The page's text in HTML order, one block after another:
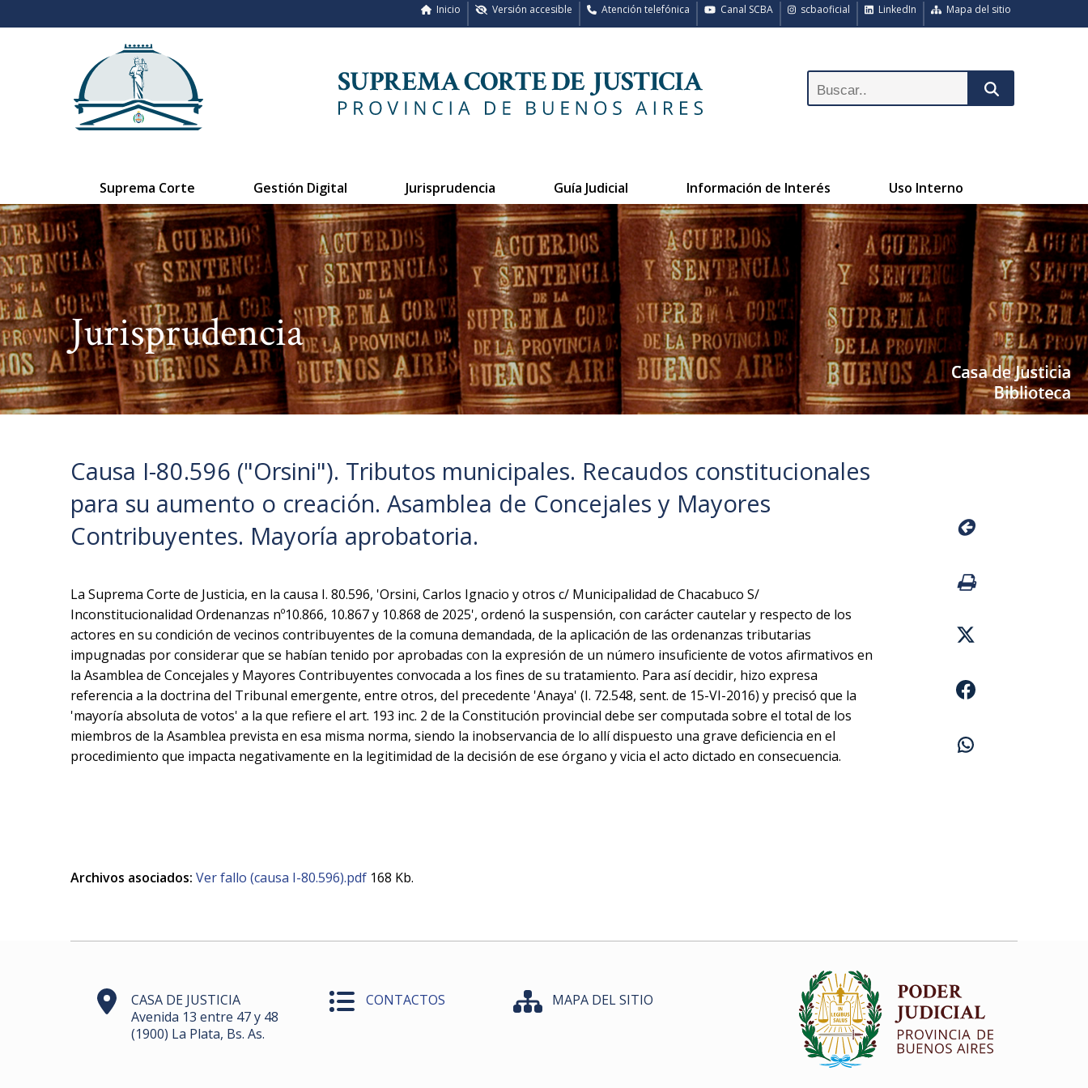
Mapa del sitio
LinkedIn
scbaoficial
Canal SCBA
Atención telefónica
Versión accesible
Inicio
Suprema Corte Gestión Digital Jurisprudencia Guía Judicial Información de Interés Uso Interno
Jurisprudencia
Causa I-80.596 ("Orsini"). Tributos municipales. Recaudos constitucionales
para su aumento o creación. Asamblea de Concejales y Mayores
Contribuyentes. Mayoría aprobatoria.
La Suprema Corte de Justicia, en la causa I. 80.596, 'Orsini, Carlos Ignacio y otros c/ Municipalidad de Chacabuco S/
Inconstitucionalidad Ordenanzas nº10.866, 10.867 y 10.868 de 2025', ordenó la suspensión, con carácter cautelar y respecto de los
actores en su condición de vecinos contribuyentes de la comuna demandada, de la aplicación de las ordenanzas tributarias
impugnadas por considerar que se habían tenido por aprobadas con la expresión de un número insuficiente de votos afirmativos en
la Asamblea de Concejales y Mayores Contribuyentes convocada a los fines de su tratamiento. Para así decidir, hizo expresa
referencia a la doctrina del Tribunal emergente, entre otros, del precedente 'Anaya' (I. 72.548, sent. de 15-VI-2016) y precisó que la
'mayoría absoluta de votos' a la que refiere el art. 193 inc. 2 de la Constitución provincial debe ser computada sobre el total de los
miembros de la Asamblea prevista en esa misma norma, siendo la inobservancia de lo allí dispuesto una grave deficiencia en el
procedimiento que impacta negativamente en la legitimidad de la decisión de ese órgano y vicia el acto dictado en consecuencia.
Archivos asociados: Ver fallo (causa I-80.596).pdf 168 Kb.
CASA DE JUSTICIA
Avenida 13 entre 47 y 48
(1900) La Plata, Bs. As.
CONTACTOS MAPA DEL SITIO